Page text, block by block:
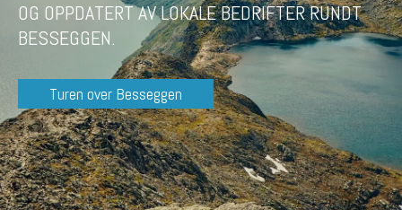
OG OPPDATERT AV LOKALE BEDRIFTER RUNDT
BESSEGGEN.
Turen over Besseggen